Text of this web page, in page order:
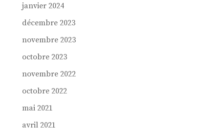
janvier 2024
décembre 2023
novembre 2023
octobre 2023
novembre 2022
octobre 2022
mai 2021
avril 2021